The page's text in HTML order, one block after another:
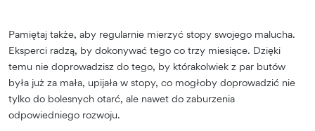
Pamiętaj także, aby regularnie mierzyć stopy swojego malucha.
Eksperci radzą, by dokonywać tego co trzy miesiące. Dzięki
temu nie doprowadzisz do tego, by którakolwiek z par butów
była już za mała, upijała w stopy, co mogłoby doprowadzić nie
tylko do bolesnych otarć, ale nawet do zaburzenia
odpowiedniego rozwoju.